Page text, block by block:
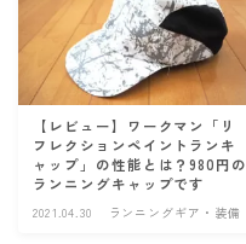
練習メニュー・走り方
ランニング基礎知識
トレーニングプラン
食事と栄養
ランニングコース
【レビュー】ワークマン「リ
フレクションペイントランキ
ャップ」の性能とは？980円の
ランニングキャップです
2021.04.30 ランニングギア・装備